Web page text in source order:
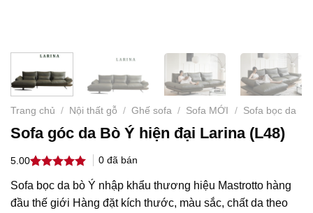
Trang chủ / Nội thất gỗ / Ghế sofa / Sofa MỚI / Sofa bọc da
Sofa góc da Bò Ý hiện đại Larina (L48)
5.00
dựa trên
đánh giá
0đã bán
Sofa bọc da bò Ý nhập khẩu thương hiệu Mastrotto hàng
đầu thế giới Hàng đặt kích thước, màu sắc, chất da theo